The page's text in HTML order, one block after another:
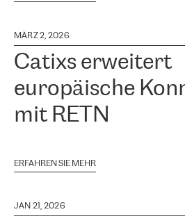
MÄRZ 2, 2026
Catixs erweitert
europäische
mit RETN
ERFAHREN SIE MEHR
JAN 21, 2026